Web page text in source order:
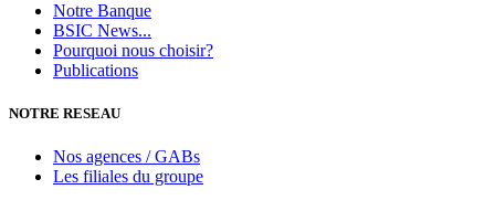
Notre Banque
BSIC News...
Pourquoi nous choisir?
Publications
NOTRE RESEAU
Nos agences / GABs
Les filiales du groupe